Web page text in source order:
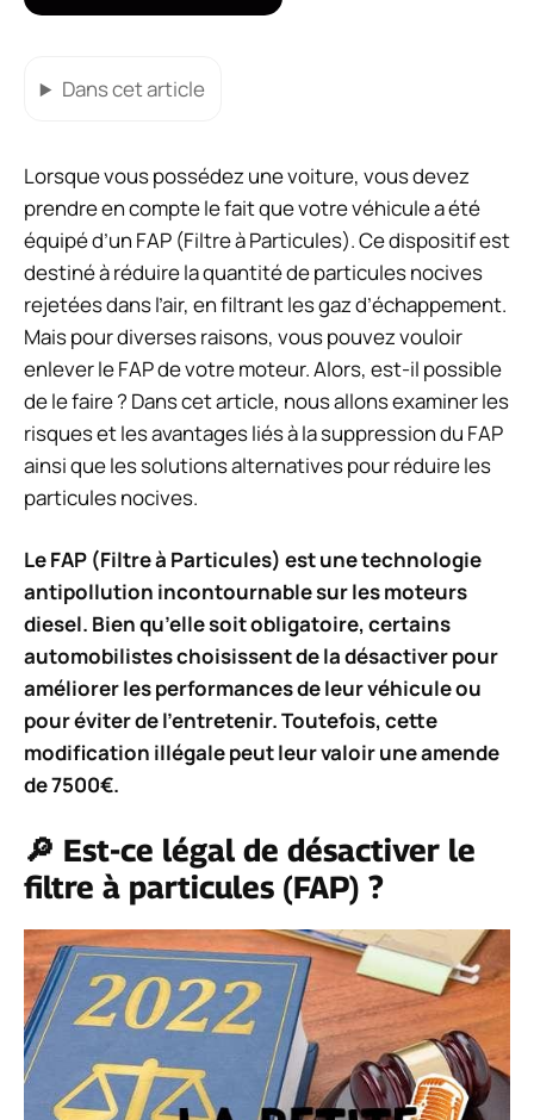
Dans cet article
Lorsque vous possédez une voiture, vous devez
prendre en compte le fait que votre véhicule a été
équipé d’un FAP (Filtre à Particules). Ce dispositif est
destiné à réduire la quantité de particules nocives
rejetées dans l’air, en filtrant les gaz d’échappement.
Mais pour diverses raisons, vous pouvez vouloir
enlever le FAP de votre moteur. Alors, est-il possible
de le faire ? Dans cet article, nous allons examiner les
risques et les avantages liés à la suppression du FAP
ainsi que les solutions alternatives pour réduire les
particules nocives.
Le FAP (Filtre à Particules) est une technologie
antipollution incontournable sur les moteurs
diesel. Bien qu’elle soit obligatoire, certains
automobilistes choisissent de la désactiver pour
améliorer les performances de leur véhicule ou
pour éviter de l’entretenir. Toutefois, cette
modification illégale peut leur valoir une amende
de 7500€.
🔎 Est-ce légal de désactiver le
filtre à particules (FAP) ?